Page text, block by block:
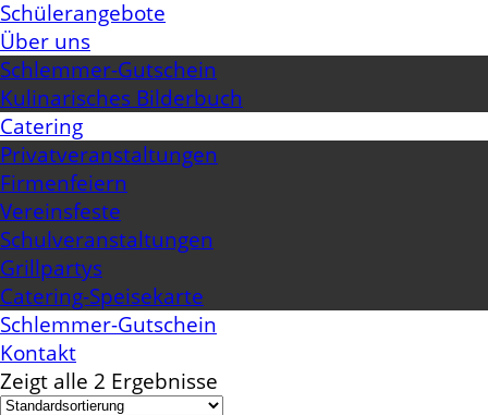
Schülerangebote
Über uns
Schlemmer-Gutschein
Kulinarisches Bilderbuch
Catering
Privatveranstaltungen
Firmenfeiern
Vereinsfeste
Schulveranstaltungen
Grillpartys
Catering-Speisekarte
Schlemmer-Gutschein
Kontakt
Zeigt alle 2 Ergebnisse